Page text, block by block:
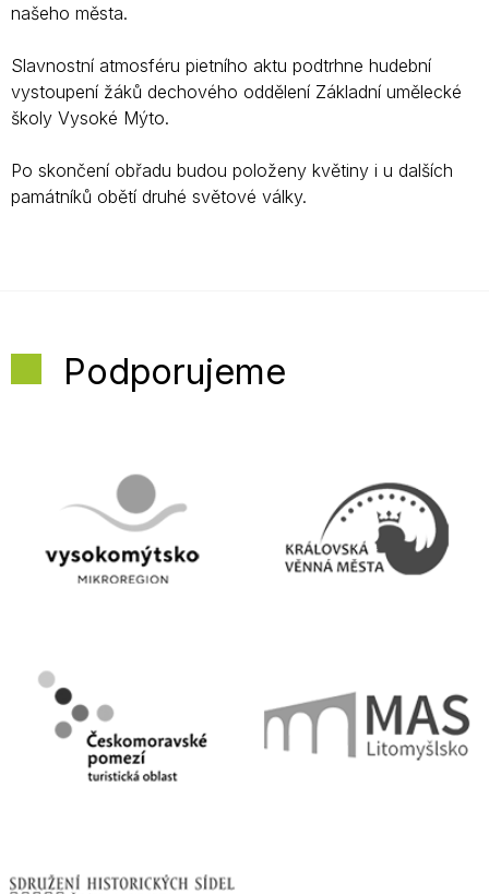
našeho města.
Slavnostní atmosféru pietního aktu podtrhne hudební
vystoupení žáků dechového oddělení Základní umělecké
školy Vysoké Mýto.
Po skončení obřadu budou položeny květiny i u dalších
památníků obětí druhé světové války.
Podporujeme